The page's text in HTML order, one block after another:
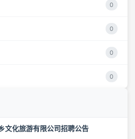
0
0
0
0
文化旅游有限公司招聘公告